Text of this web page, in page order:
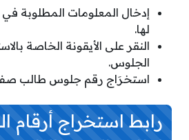
إدخال المعلومات المطلوبة
لها.
النقر على الأيقونة الخاصة
الجلوس.
استخرَاج رقم جلوس طالب
رابط استخراج أرقام